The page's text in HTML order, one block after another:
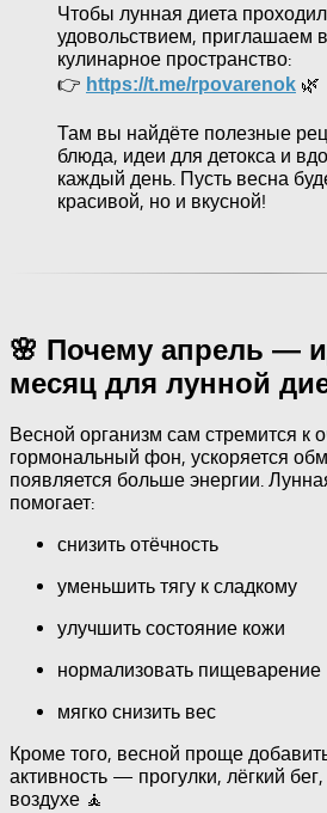
Чтобы лунная диета
удовольствием, приглашаем
кулинарное пространство:
👉 https://t.me/rpovarenok 🌿
Там вы найдёте полезные
блюда, идеи для детокса и
каждый день. Пусть весна
красивой, но и вкусной!
🌸 Почему апрель —
месяц для лунной
Весной организм сам стремится к
гормональный фон, ускоряется
появляется больше энергии.
помогает:
снизить отёчность
уменьшить тягу к сладкому
улучшить состояние кожи
нормализовать пищеварение
мягко снизить вес
Кроме того, весной проще
активность — прогулки, лёгкий
воздухе 🧘